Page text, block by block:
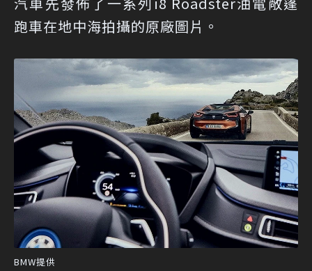
跑車在地中海拍攝的原廠圖片。
BMW提供